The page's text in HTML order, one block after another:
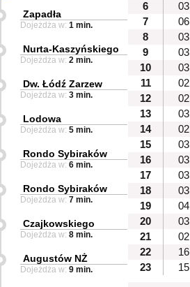
6
03
7
06
8
03
9
03
10
03
11
02
12
02
13
03
14
02
15
03
16
03
17
03
18
03
19
04
20
03
21
02
22
16
23
15
Zapadła
Dojeżdża w: 1 min.
Nurta-Kaszyńskiego
Dojeżdża w: 2 min.
Dw. Łódź Zarzew
Dojeżdża w: 3 min.
Lodowa
Dojeżdża w: 5 min.
Rondo Sybiraków
Dojeżdża w: 6 min.
Rondo Sybiraków
Dojeżdża w: 7 min.
Czajkowskiego
Dojeżdża w: 8 min.
Augustów NŻ
Dojeżdża w: 9 min.